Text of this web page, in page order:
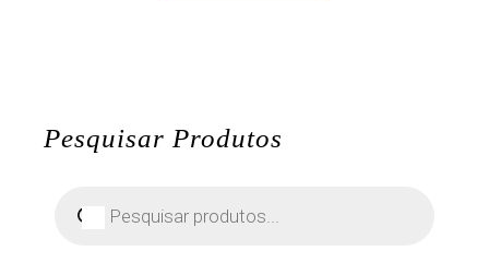
Pesquisar Produtos
produtos